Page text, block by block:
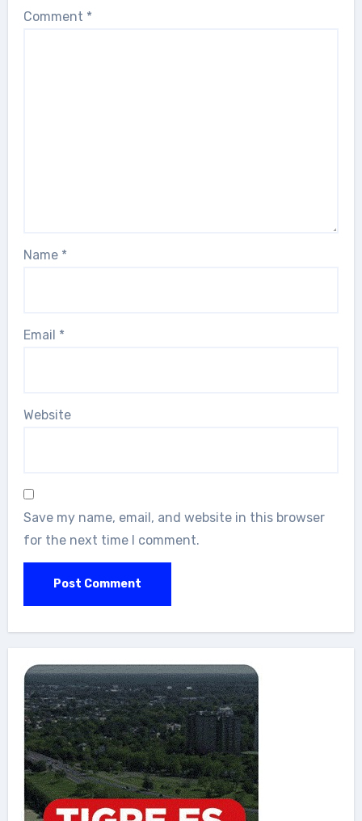
Comment *
Name *
Email *
Website
Save my name, email, and website in this browser
for the next time I comment.